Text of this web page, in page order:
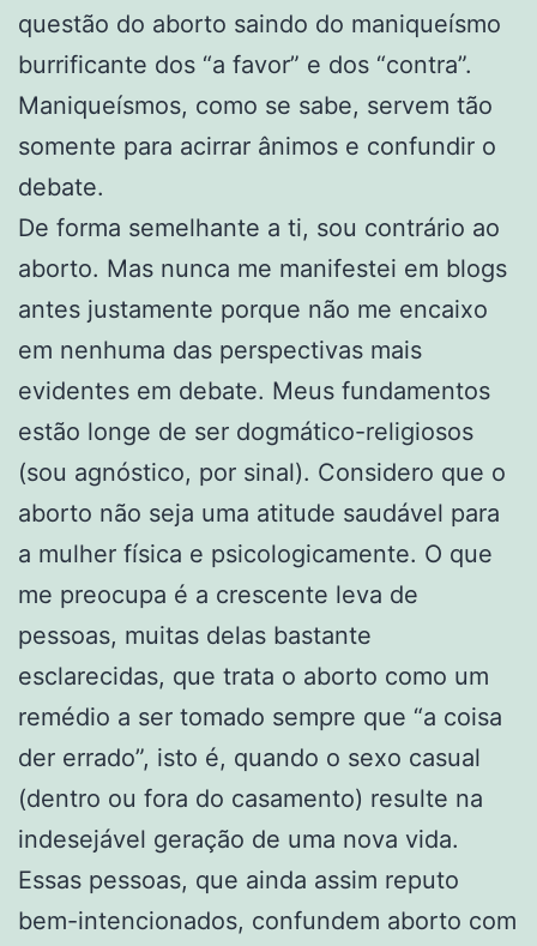
questão do aborto saindo do maniqueísmo
burrificante dos “a favor” e dos “contra”.
Maniqueísmos, como se sabe, servem tão
somente para acirrar ânimos e confundir o
debate.
De forma semelhante a ti, sou contrário ao
aborto. Mas nunca me manifestei em blogs
antes justamente porque não me encaixo
em nenhuma das perspectivas mais
evidentes em debate. Meus fundamentos
estão longe de ser dogmático-religiosos
(sou agnóstico, por sinal). Considero que o
aborto não seja uma atitude saudável para
a mulher física e psicologicamente. O que
me preocupa é a crescente leva de
pessoas, muitas delas bastante
esclarecidas, que trata o aborto como um
remédio a ser tomado sempre que “a coisa
der errado”, isto é, quando o sexo casual
(dentro ou fora do casamento) resulte na
indesejável geração de uma nova vida.
Essas pessoas, que ainda assim reputo
bem-intencionados, confundem aborto com